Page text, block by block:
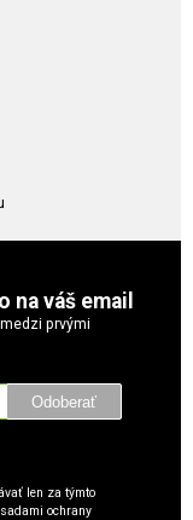
na váš email
prvými
Odoberať
len za týmto
ochrany